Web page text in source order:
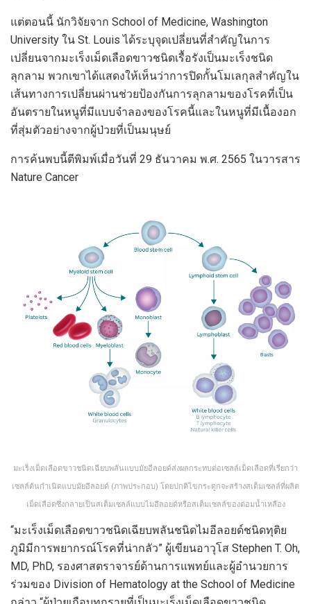
แต่ตอนนี้ นักวิจัยจาก School of Medicine, Washington
University ใน St. Louis ได้ระบุจุดเปลี่ยนที่สำคัญในการ
เปลี่ยนจากมะเร็งเม็ดเลือดขาวชนิดเรื้อรังเป็นมะเร็งชนิด
ลุกลาม พวกเขาได้แสดงให้เห็นว่าการปิดกั้นโมเลกุลสำคัญใน
เส้นทางการเปลี่ยนผ่านช่วยป้องกันการลุกลามของโรคที่เป็น
อันตรายในหนูที่มีแบบจำลองของโรคนี้และในหนูที่มีเนื้องอก
ที่สุ่มตัวอย่างจากผู้ป่วยที่เป็นมนุษย์
การค้นพบนี้ตีพิมพ์เมื่อวันที่ 29 ธันวาคม พ.ศ. 2565 ในวารสาร
Nature Cancer
มะเร็งเม็ดเลือดขาวชนิดเฉียบพลันแบบมัยอีลอยด์ส่งผลกระทบต่อเซลล์เม็ดเลือดที่เรียกว่า
เซลล์ต้นกำเนิดแบบมัยอีลอยด์ (ภาพประกอบ) โดยปกติไขกระดูกจะสร้างสเต็มเซลล์ที่ผลิต
เม็ดเลือดซึ่งกลายเป็นสเต็มเซลล์แบบไมอีลอยด์หรือสเต็มเซลล์ของต่อมน้ำเหลือง
“มะเร็งเม็ดเลือดขาวชนิดเฉียบพลันชนิดไมอีลอยด์ชนิดทุติย
ภูมิมีการพยากรณ์โรคที่น่ากลัว” ผู้เขียนอาวุโส Stephen T. Oh,
MD, PhD, รองศาสตราจารย์ด้านการแพทย์และผู้อำนวยการ
ร่วมของ Division of Hematology at the School of Medicine